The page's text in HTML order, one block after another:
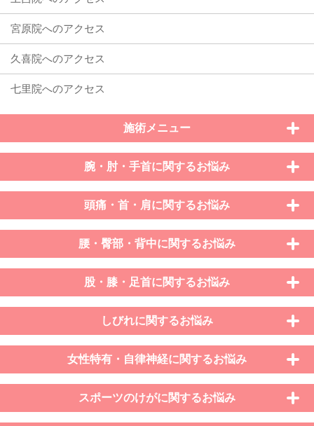
施術メニュー
腕・肘・手首に関するお悩み
頭痛・首・肩に関するお悩み
腰・臀部・背中に関するお悩み
股・膝・足首に関するお悩み
しびれに関するお悩み
女性特有・自律神経に関するお悩み
スポーツのけがに関するお悩み